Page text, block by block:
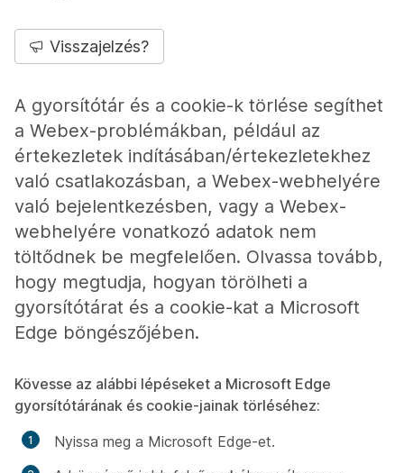
Visszajelzés?
A gyorsítótár és a cookie-k törlése segíthet
a Webex-problémákban, például az
értekezletek indításában/értekezletekhez
való csatlakozásban, a Webex-webhelyére
való bejelentkezésben, vagy a Webex-
webhelyére vonatkozó adatok nem
töltődnek be megfelelően. Olvassa tovább,
hogy megtudja, hogyan törölheti a
gyorsítótárat és a cookie-kat a Microsoft
Edge böngészőjében.
Kövesse az alábbi lépéseket a Microsoft Edge
gyorsítótárának és cookie-jainak törléséhez:
Nyissa meg a Microsoft Edge-et.